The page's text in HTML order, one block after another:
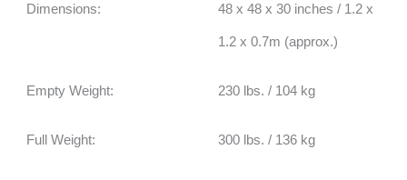
Dimensions: 48 x 48 x 30 inches / 1.2 x
1.2 x 0.7m (approx.)
Empty Weight: 230 lbs. / 104 kg
Full Weight: 300 lbs. / 136 kg